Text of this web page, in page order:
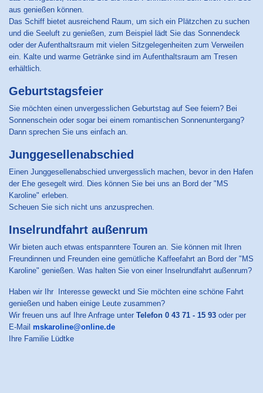
aus genießen können.
Das Schiff bietet ausreichend Raum, um sich ein Plätzchen zu suchen
und die Seeluft zu genießen, zum Beispiel lädt Sie das Sonnendeck
oder der Aufenthaltsraum mit vielen Sitzgelegenheiten zum Verweilen
ein. Kalte und warme Getränke sind im Aufenthaltsraum am Tresen
erhältlich.
Geburtstagsfeier
Sie möchten einen unvergesslichen Geburtstag auf See feiern? Bei
Sonnenschein oder sogar bei einem romantischen Sonnenuntergang?
Dann sprechen Sie uns einfach an.
Junggesellenabschied
Einen Junggesellenabschied unvergesslich machen, bevor in den Hafen
der Ehe gesegelt wird. Dies können Sie bei uns an Bord der "MS
Karoline" erleben.
Scheuen Sie sich nicht uns anzusprechen.
Inselrundfahrt außenrum
Wir bieten auch etwas entspanntere Touren an. Sie können mit Ihren
Freundinnen und Freunden eine gemütliche Kaffeefahrt an Bord der "MS
Karoline" genießen. Was halten Sie von einer Inselrundfahrt außenrum?
Haben wir Ihr Interesse geweckt und Sie möchten eine schöne Fahrt
genießen und haben einige Leute zusammen?
Wir freuen uns auf Ihre Anfrage unter Telefon 0 43 71 - 15 93 oder per
E-Mail mskaroline@online.de
Ihre Familie Lüdtke